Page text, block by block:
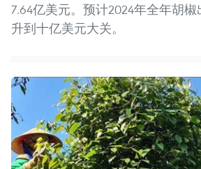
7.64亿美元。预计2024年全年胡
升到十亿美元大关。